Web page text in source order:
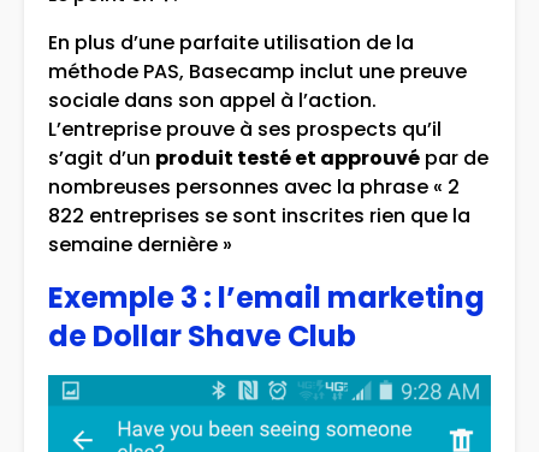
En plus d’une parfaite utilisation de la
méthode PAS, Basecamp inclut une preuve
sociale dans son appel à l’action.
L’entreprise prouve à ses prospects qu’il
s’agit d’un produit testé et approuvé par de
nombreuses personnes avec la phrase « 2
822 entreprises se sont inscrites rien que la
semaine dernière »
Exemple 3 : l’email marketing
de Dollar Shave Club